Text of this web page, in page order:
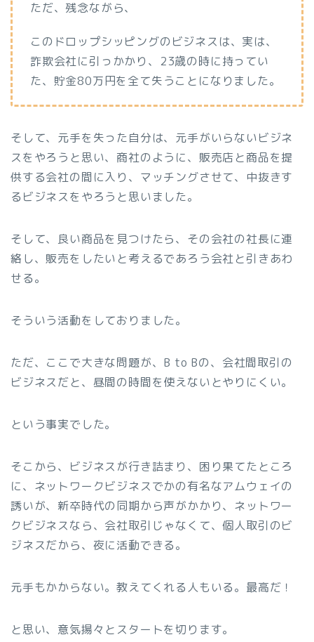
ただ、残念ながら、
このドロップシッピングのビジネスは、実は、
詐欺会社に引っかかり、23歳の時に持ってい
た、貯金80万円を全て失うことになりました。
そして、元手を失った自分は、元手がいらないビジネ
スをやろうと思い、商社のように、販売店と商品を提
供する会社の間に入り、マッチングさせて、中抜きす
るビジネスをやろうと思いました。
そして、良い商品を見つけたら、その会社の社長に連
絡し、販売をしたいと考えるであろう会社と引きあわ
せる。
そういう活動をしておりました。
ただ、ここで大きな問題が、B to Bの、会社間取引の
ビジネスだと、昼間の時間を使えないとやりにくい。
という事実でした。
そこから、ビジネスが行き詰まり、困り果てたところ
に、ネットワークビジネスでかの有名なアムウェイの
誘いが、新卒時代の同期から声がかかり、ネットワー
クビジネスなら、会社取引じゃなくて、個人取引のビ
ジネスだから、夜に活動できる。
元手もかからない。教えてくれる人もいる。最高だ！
と思い、意気揚々とスタートを切ります。